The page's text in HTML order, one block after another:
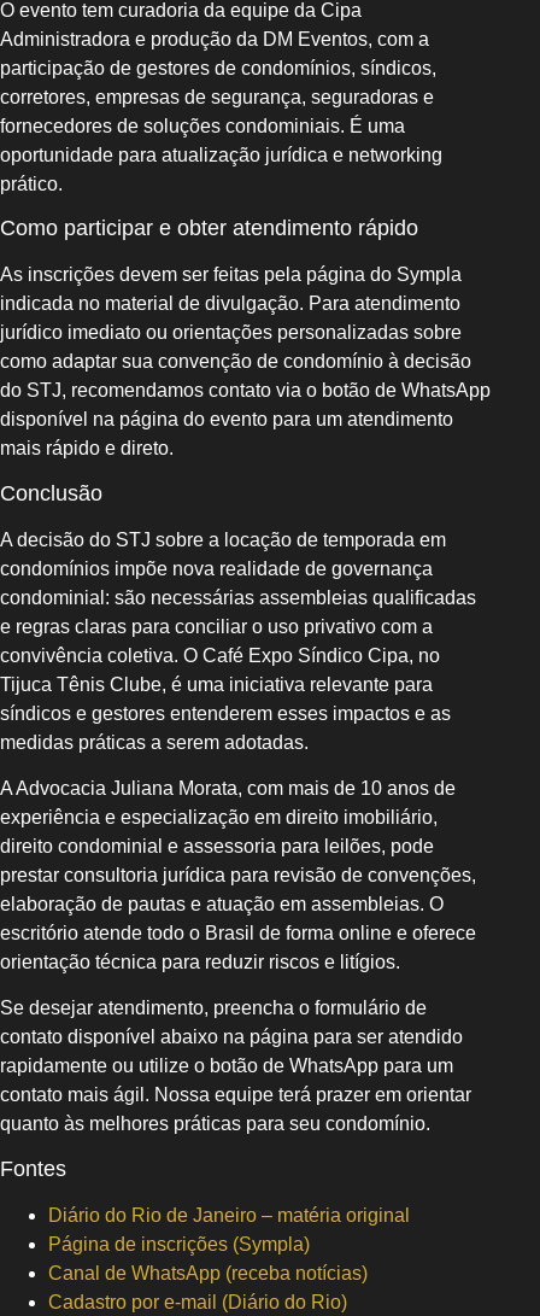
O evento tem curadoria da equipe da Cipa
Administradora e produção da DM Eventos, com a
participação de gestores de condomínios, síndicos,
corretores, empresas de segurança, seguradoras e
fornecedores de soluções condominiais. É uma
oportunidade para atualização jurídica e networking
prático.
Como participar e obter atendimento rápido
As inscrições devem ser feitas pela página do Sympla
indicada no material de divulgação. Para atendimento
jurídico imediato ou orientações personalizadas sobre
como adaptar sua convenção de condomínio à decisão
do STJ, recomendamos contato via o botão de WhatsApp
disponível na página do evento para um atendimento
mais rápido e direto.
Conclusão
A decisão do STJ sobre a locação de temporada em
condomínios impõe nova realidade de governança
condominial: são necessárias assembleias qualificadas
e regras claras para conciliar o uso privativo com a
convivência coletiva. O Café Expo Síndico Cipa, no
Tijuca Tênis Clube, é uma iniciativa relevante para
síndicos e gestores entenderem esses impactos e as
medidas práticas a serem adotadas.
A Advocacia Juliana Morata, com mais de 10 anos de
experiência e especialização em direito imobiliário,
direito condominial e assessoria para leilões, pode
prestar consultoria jurídica para revisão de convenções,
elaboração de pautas e atuação em assembleias. O
escritório atende todo o Brasil de forma online e oferece
orientação técnica para reduzir riscos e litígios.
Se desejar atendimento, preencha o formulário de
contato disponível abaixo na página para ser atendido
rapidamente ou utilize o botão de WhatsApp para um
contato mais ágil. Nossa equipe terá prazer em orientar
quanto às melhores práticas para seu condomínio.
Fontes
Diário do Rio de Janeiro – matéria original
Página de inscrições (Sympla)
Canal de WhatsApp (receba notícias)
Cadastro por e‑mail (Diário do Rio)